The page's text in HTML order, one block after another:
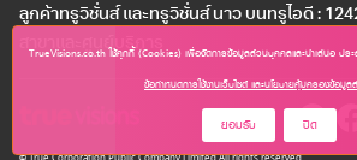
ลูกค้าทรูวิชั่นส์ และทรูวิชั่นส์ นาว บนทรูไอดี :
สาขาเเละศูนย์บริการ
TrueVisions.co.th ใช้คุกกี้ (Cookies) เพื่อจัดการข้อมูลส่วนบุคคลและนำเสนอ ปร
ข้อกำหนดการใช้งานเว็บไซต์ และนโยบายคุ้มครองข้อมู
ยอมรับ ปิด